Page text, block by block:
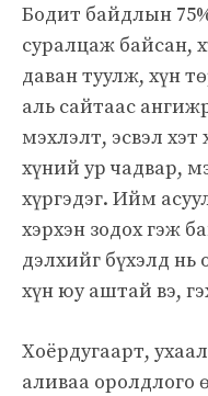
Бодит байдлын
суралцаж байсан,
даван туулж, хүн
аль сайтаас
мэхлэлт, эсвэл хэт
хүний ур чадвар,
хүргэдэг. Ийм
хэрхэн зодох гэж
дэлхийг бүхэлд нь
хүн юу аштай вэ,
Хоёрдугаарт,
аливаа оролдлого